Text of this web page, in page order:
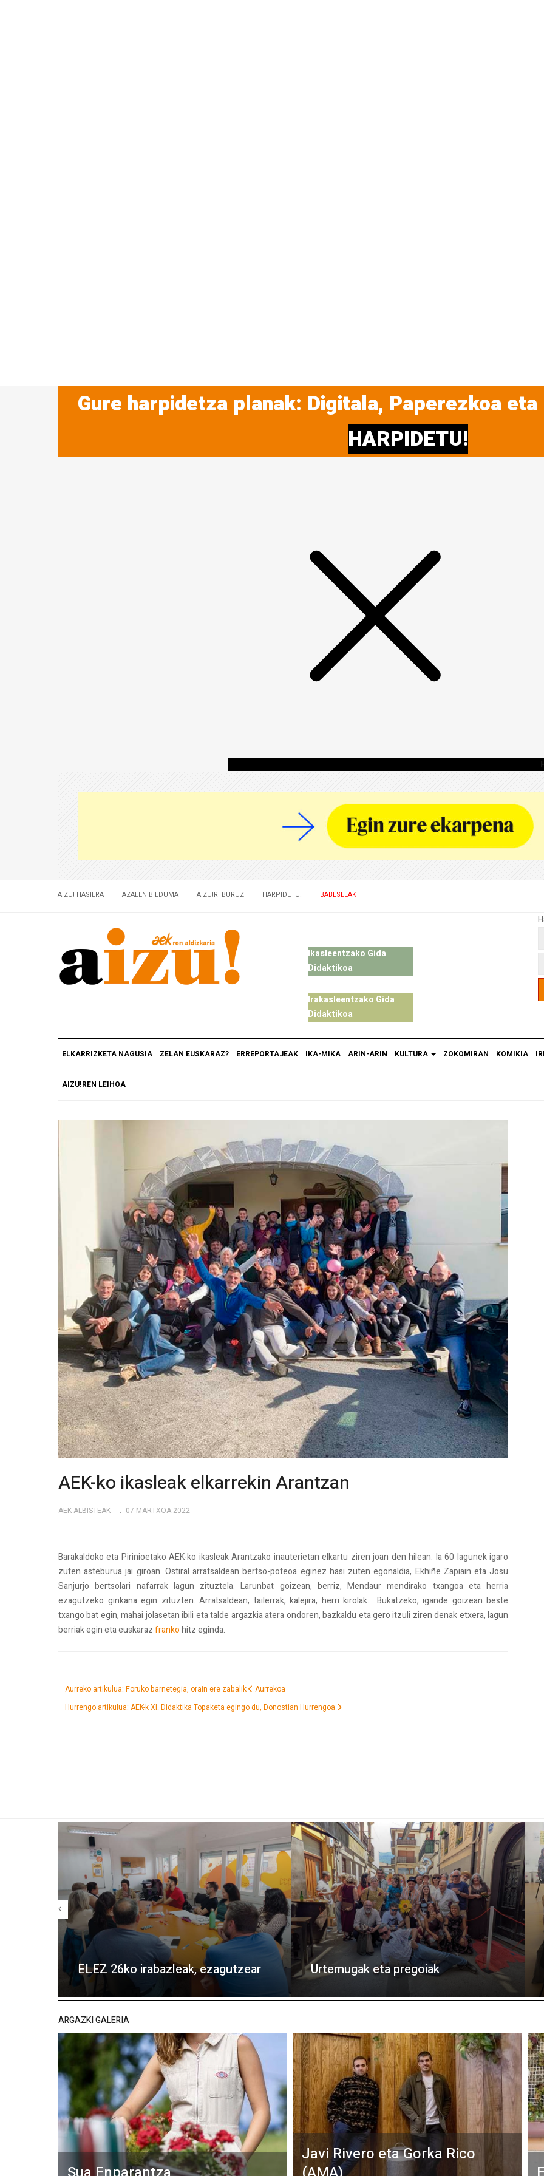
Gure harpidetza planak: Digitala, Paperezkoa
HARPIDETU!
AIZU! HASIERA AZALEN BILDUMA AIZU!RI BURUZ HARPIDETU! BABESLEAK
Ikasleentzako Gida
Didaktikoa
Irakasleentzako Gida
Didaktikoa
ELKARRIZKETA NAGUSIA ZELAN EUSKARAZ? ERREPORTAJEAK IKA-MIKA ARIN-ARIN KULTURA ZOKOMIRAN KOMIKIA
AIZU!REN LEIHOA
AEK-ko ikasleak elkarrekin Arantzan
AEK ALBISTEAK 07 MARTXOA 2022
Barakaldoko eta Pirinioetako AEK-ko ikasleak Arantzako inauterietan elkartu ziren joan den hilean. Ia 60 lagunek igaro
zuten asteburua jai giroan. Ostiral arratsaldean bertso-poteoa eginez hasi zuten egonaldia, Ekhiñe Zapiain eta Josu
Sanjurjo bertsolari nafarrak lagun zituztela. Larunbat goizean, berriz, Mendaur mendirako txangoa eta herria
ezagutzeko ginkana egin zituzten. Arratsaldean, tailerrak, kalejira, herri kirolak... Bukatzeko, igande goizean beste
txango bat egin, mahai jolasetan ibili eta talde argazkia atera ondoren, bazkaldu eta gero itzuli ziren denak etxera, lagun
berriak egin eta euskarazfrankohitz eginda.
Aurreko artikulua: Foruko barnetegia, orain ere zabalik
Aurrekoa
Hurrengo artikulua: AEK-k XI. Didaktika Topaketa egingo du, Donostian Hurrengoa
ELEZ 26ko irabazleak, ezagutzear Urtemugak eta pregoiak
ARGAZKI GALERIA
Javi Rivero eta Gorka Rico